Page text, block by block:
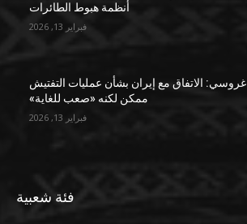
أنظمة هبوط الطائرات
فبراير 13, 2026
غروسي: الاتفاق مع إيران بشأن عمليات التفتيش
ممكن لكنه «صعب للغاية»
فبراير 13, 2026
فئة شعبية